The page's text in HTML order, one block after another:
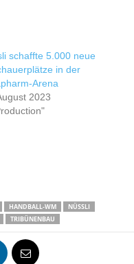
schaffte 5.000 neue
in der
Arena
2023
HANDBALL-WM
NÜSSLI
TRIBÜNENBAU